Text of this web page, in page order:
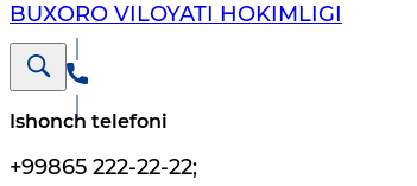
BUXORO VILOYATI HOKIMLIGI
Ishonch telefoni
+99865 222-22-22;